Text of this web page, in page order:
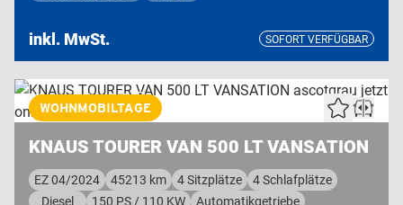
inkl. MwSt. SOFORT VERFÜGBAR
Highend Modell
WOHNMOBILTAGE
KNAUS TOURER VAN 500 LT VANSATION
EZ 04/2024 45213 km 4 Sitzplätze
4 Schlafplätze
Diesel
150 PS / 110 KW
Automatikgetriebe